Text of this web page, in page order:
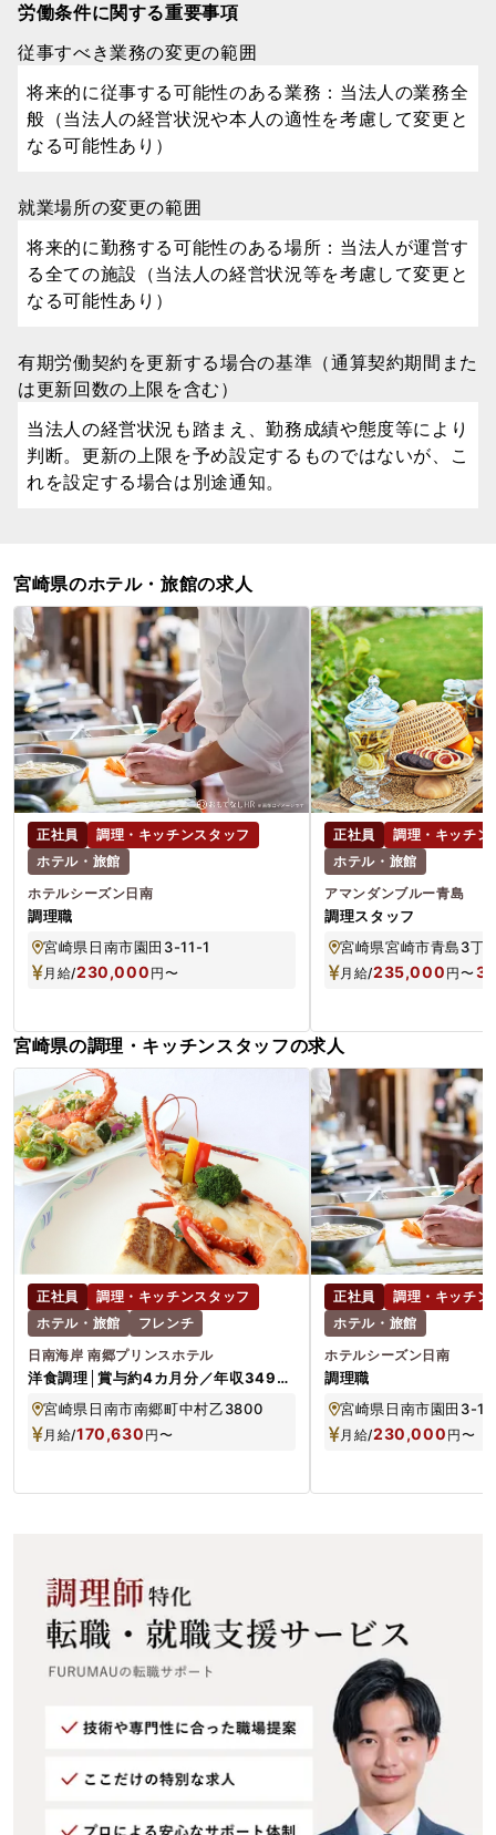
労働条件に関する重要事項
従事すべき業務の変更の範囲
将来的に従事する可能性のある業務：当法人の業務全
般（当法人の経営状況や本人の適性を考慮して変更と
なる可能性あり）
就業場所の変更の範囲
将来的に勤務する可能性のある場所：当法人が運営す
る全ての施設（当法人の経営状況等を考慮して変更と
なる可能性あり）
有期労働契約を更新する場合の基準（通算契約期間また
は更新回数の上限を含む）
当法人の経営状況も踏まえ、勤務成績や態度等により
判断。更新の上限を予め設定するものではないが、こ
れを設定する場合は別途通知。
宮崎県のホテル・旅館の求人
正社員
調理・キッチンスタッフ
ホテル・旅館
ホテルシーズン日南
調理職
宮崎県日南市園田3-11-1
月給/230,000 円〜
正社員
調理・キッチン
ホテル・旅館
アマンダンブルー青島
調理スタッフ
宮崎県宮崎市青島3丁
月給/235,000 円〜
宮崎県の調理・キッチンスタッフの求人
正社員
調理・キッチンスタッフ
ホテル・旅館
フレンチ
日南海岸 南郷プリンスホテル
洋食調理│賞与約4カ月分／年収349万
円可／月8～9休み／西武グループ
宮崎県日南市南郷町中村乙3800
月給/170,630 円〜
正社員
調理・キッチン
ホテル・旅館
ホテルシーズン日南
調理職
宮崎県日南市園田3-
月給/230,000 円〜